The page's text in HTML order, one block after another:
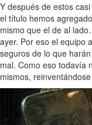
Y después de estos
el título hemos
mismo que el de al
ayer. Por eso el equipo
seguros de lo que
mal. Como eso todavía
mismos,